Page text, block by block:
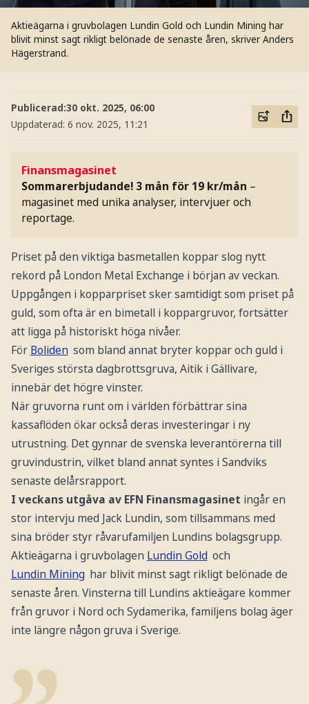
Aktieägarna i gruvbolagen Lundin Gold och Lundin Mining har
blivit minst sagt rikligt belönade de senaste åren, skriver Anders
Hägerstrand.
Publicerad:30 okt. 2025, 06:00
Uppdaterad: 6 nov. 2025, 11:21
Finansmagasinet
Sommarerbjudande! 3 mån för 19 kr/mån –
magasinet med unika analyser, intervjuer och
reportage.
Priset på den viktiga basmetallen koppar slog nytt
rekord på London Metal Exchange i början av veckan.
Uppgången i kopparpriset sker samtidigt som priset på
guld, som ofta är en bimetall i koppargruvor, fortsätter
att ligga på historiskt höga nivåer.
För Boliden som bland annat bryter koppar och guld i
Sveriges största dagbrottsgruva, Aitik i Gällivare,
innebär det högre vinster.
När gruvorna runt om i världen förbättrar sina
kassaflöden ökar också deras investeringar i ny
utrustning. Det gynnar de svenska leverantörerna till
gruvindustrin, vilket bland annat syntes i Sandviks
senaste delårsrapport.
I veckans utgåva av EFN Finansmagasinet ingår en
stor intervju med Jack Lundin, som tillsammans med
sina bröder styr råvarufamiljen Lundins bolagsgrupp.
Aktieägarna i gruvbolagen Lundin Gold och
Lundin Mining har blivit minst sagt rikligt belönade de
senaste åren. Vinsterna till Lundins aktieägare kommer
från gruvor i Nord och Sydamerika, familjens bolag äger
inte längre någon gruva i Sverige.